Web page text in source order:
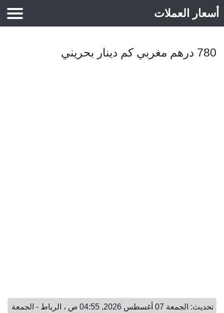
أسعار العملات
780 درهم مغربي كم دينار بحريني
تحديث: الجمعة 07 أغسطس 2026, 04:55 ص ، الرباط - الجمعة